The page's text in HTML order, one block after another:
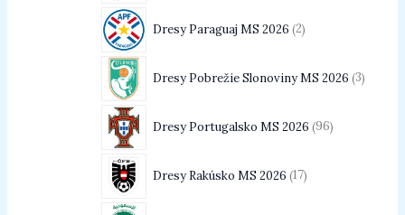
Dresy Paraguaj MS 2026 2
Dresy Pobrežie Slonoviny MS 2026 3
Dresy Portugalsko MS 2026 96
Dresy Rakúsko MS 2026 17